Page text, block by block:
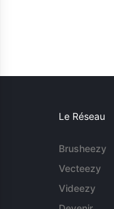
Le Réseau
Brusheezy
Vecteezy
Videezy